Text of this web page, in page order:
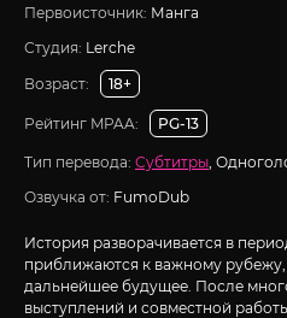
Первоисточник: Манга
Студия: Lerche
Возраст:
18+
Рейтинг MPAA: PG-13
Тип перевода: Субтитры,
Озвучка от: FumoDub
История разворачивается в
приближаются к важному
дальнейшее будущее. После
выступлений и совместной